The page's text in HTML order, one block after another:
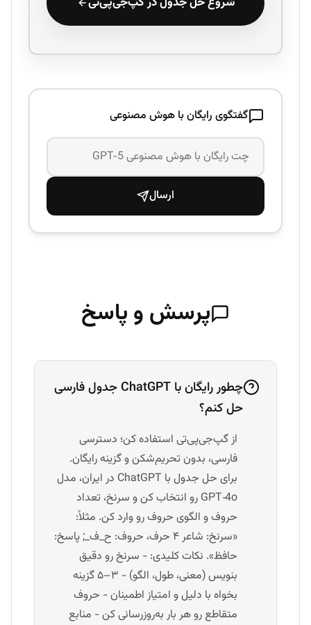
گفتگوی رایگان با هوش مصنوعی
ارسال
پرسش و پاسخ
چطور رایگان با ChatGPT جدول فارسی
حل کنم؟
از گپ‌جی‌پی‌تی استفاده کن؛ دسترسی
فارسی، بدون تحریم‌شکن و گزینه رایگان.
برای حل جدول با ChatGPT در ایران، مدل
GPT‑4o رو انتخاب کن و سرنخ، تعداد
حروف و الگوی حروف رو وارد کن. مثلاً:
«سرنخ: شاعر ۴ حرف، حروف: ح_ف_; پاسخ:
حافظ». نکات کلیدی: - سرنخ رو دقیق
بنویس (معنی، طول، الگو) - ۳–۵ گزینه
بخواه با دلیل و امتیاز اطمینان - حروف
متقاطع رو هر بار به‌روزرسانی کن - منابع